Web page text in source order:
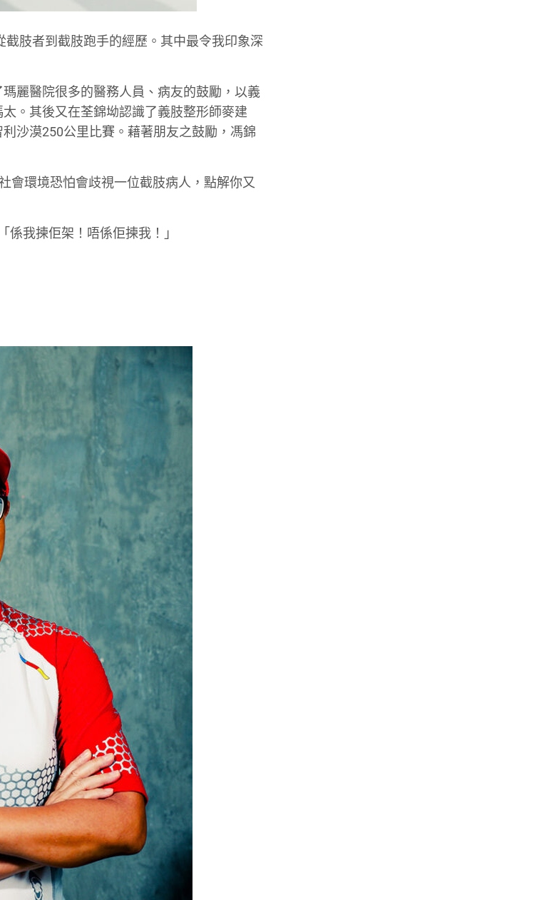
肢者到截肢跑手的經歷。其中最令我印象深
麗醫院很多的醫務人員、病友的鼓勵，以義
。其後又在荃錦坳認識了義肢整形師麥建
沙漠250公里比賽。藉著朋友之鼓勵，馮錦
會環境恐怕會歧視一位截肢病人，點解你又
我揀佢架！唔係佢揀我！」